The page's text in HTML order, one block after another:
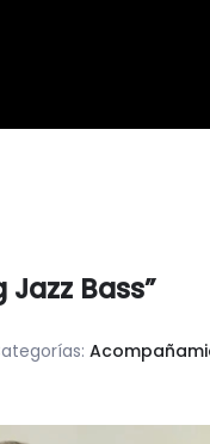
Bass”